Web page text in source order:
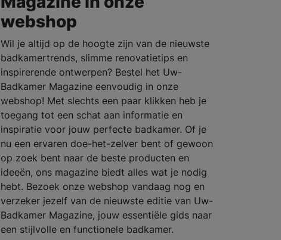
webshop
Wil je altijd op de hoogte zijn van de nieuwste
badkamertrends, slimme renovatietips en
inspirerende ontwerpen? Bestel het Uw-
Badkamer Magazine eenvoudig in onze
webshop! Met slechts een paar klikken heb je
toegang tot een schat aan informatie en
inspiratie voor jouw perfecte badkamer. Of je
nu een ervaren doe-het-zelver bent of gewoon
op zoek bent naar de beste producten en
ideeën, ons magazine biedt alles wat je nodig
hebt. Bezoek onze webshop vandaag nog en
verzeker jezelf van de nieuwste editie van Uw-
Badkamer Magazine, jouw essentiële gids naar
een stijlvolle en functionele badkamer.